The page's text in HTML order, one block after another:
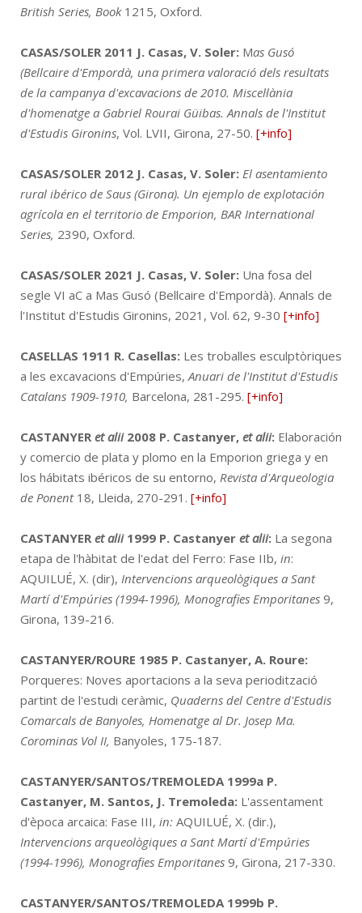
British Series, Book1215, Oxford.
CASAS/SOLER 2011 J. Casas, V. Soler: Mas Gusó
(Bellcaire d'Empordà, una primera valoració dels resultats
de la campanya d'excavacions de 2010. Miscel·lània
d'homenatge a Gabriel Rourai Güibas. Annals de l'Institut
d'Estudis Gironins, Vol. LVII, Girona, 27-50. [+info]
CASAS/SOLER 2012 J. Casas, V. Soler: El asentamiento
rural ibérico de Saus (Girona). Un ejemplo de explotación
agrícola en el territorio de Emporion, BAR International
Series, 2390, Oxford.
CASAS/SOLER 2021 J. Casas, V. Soler: Una fosa del
segle VI aC a Mas Gusó (Bellcaire d'Empordà). Annals de
l'Institut d'Estudis Gironins, 2021, Vol. 62, 9-30 [+info]
CASELLAS 1911 R. Casellas: Les troballes esculptòriques
a les excavacions d'Empúries, Anuari de l'Institut d'Estudis
Catalans 1909-1910, Barcelona, 281-295. [+info]
CASTANYER et alii 2008 P. Castanyer, et alii: Elaboración
y comercio de plata y plomo en la Emporion griega y en
los hábitats ibéricos de su entorno, Revista d'Arqueologia
de Ponent18, Lleida, 270-291. [+info]
CASTANYER et alii1999 P. Castanyer et alii: La segona
etapa de l'hàbitat de l'edat del Ferro: Fase IIb, in:
AQUILUÉ, X. (dir), Intervencions arqueològiques a Sant
Martí d'Empúries (1994-1996), Monografies Emporitanes 9,
Girona, 139-216.
CASTANYER/ROURE 1985 P. Castanyer, A. Roure:
Porqueres: Noves aportacions a la seva periodització
partint de l'estudi ceràmic, Quaderns del Centre d'Estudis
Comarcals de Banyoles, Homenatge al Dr. Josep Ma.
Corominas Vol II, Banyoles, 175-187.
CASTANYER/SANTOS/TREMOLEDA 1999a P.
Castanyer, M. Santos, J. Tremoleda: L'assentament
d'època arcaica: Fase III, in: AQUILUÉ, X. (dir.),
Intervencions arqueològiques a Sant Martí d'Empúries
(1994-1996), Monografies Emporitanes 9, Girona, 217-330.
CASTANYER/SANTOS/TREMOLEDA 1999b P.